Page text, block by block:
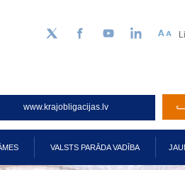
Sekojiet mums Twitter
FacebookYouTubeLinkedIn
www.krajobligacijas.lv
VALSTS PARĀDA VADĪBA